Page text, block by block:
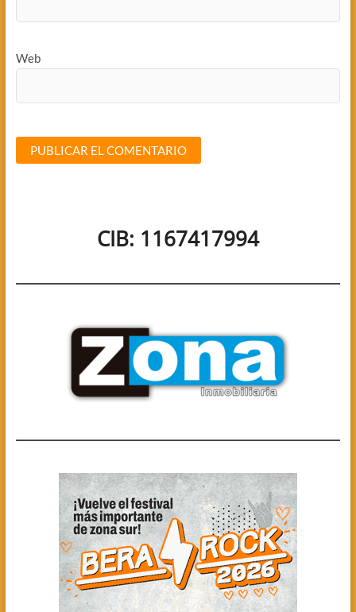
Web
CIB: 1167417994